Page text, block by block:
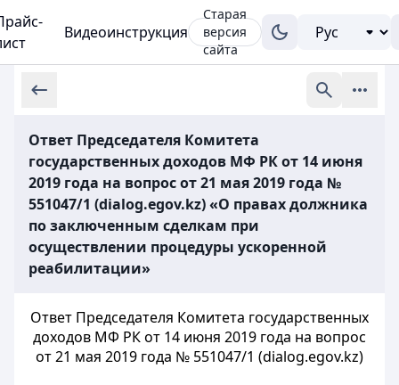
Видеоинструкция
Старая
версия
сайта
Ответ Председателя Комитета
государственных доходов МФ РК от 14 июня
2019 года на вопрос от 21 мая 2019 года №
551047/1 (dialog.egov.kz) «О правах должника
по заключенным сделкам при
осуществлении процедуры ускоренной
реабилитации»
Ответ Председателя Комитета государственных
доходов МФ РК от 14 июня 2019 года на вопрос
от 21 мая 2019 года № 551047/1 (dialog.egov.kz)